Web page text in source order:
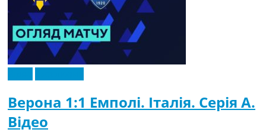
Верона 1:1 Емполі. Італія. Серія A.
Відео